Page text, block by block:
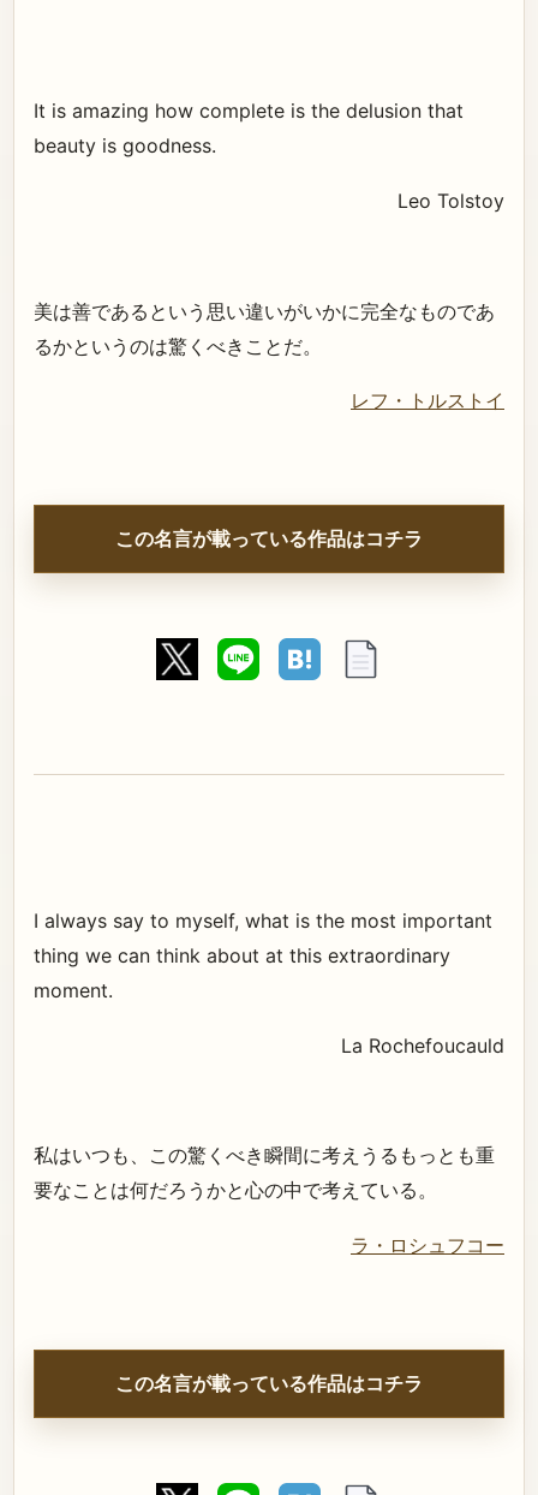
It is amazing how complete is the delusion that
beauty is goodness.
Leo Tolstoy
美は善であるという思い違いがいかに完全なものであ
るかというのは驚くべきことだ。
レフ・トルストイ
この名言が載っている作品はコチラ
I always say to myself, what is the most important
thing we can think about at this extraordinary
moment.
La Rochefoucauld
私はいつも、この驚くべき瞬間に考えうるもっとも重
要なことは何だろうかと心の中で考えている。
ラ・ロシュフコー
この名言が載っている作品はコチラ